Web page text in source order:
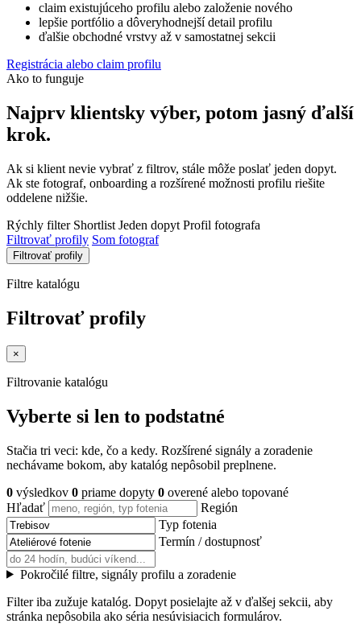
claim existujúceho profilu alebo založenie nového
lepšie portfólio a dôveryhodnejší detail profilu
ďalšie obchodné vrstvy až v samostatnej sekcii
Registrácia alebo claim profilu
Ako to funguje
Najprv klientsky výber, potom jasný ďalší
krok.
Ak si klient nevie vybrať z filtrov, stále môže poslať jeden dopyt.
Ak ste fotograf, onboarding a rozšírené možnosti profilu riešite
oddelene nižšie.
Rýchly filter Shortlist Jeden dopyt Profil fotografa
Filtrovať profily Som fotograf
Filtrovať profily
Filtre katalógu
Filtrovať profily
×
Filtrovanie katalógu
Vyberte si len to podstatné
Stačia tri veci: kde, čo a kedy. Rozšírené signály a zoradenie
nechávame bokom, aby katalóg nepôsobil preplnene.
0 výsledkov 0 priame dopyty 0 overené alebo topované
Hľadať
Región
Typ fotenia
Termín / dostupnosť
Pokročilé filtre, signály profilu a zoradenie
Filter iba zužuje katalóg. Dopyt posielajte až v ďalšej sekcii, aby
stránka nepôsobila ako séria nesúvisiacich formulárov.